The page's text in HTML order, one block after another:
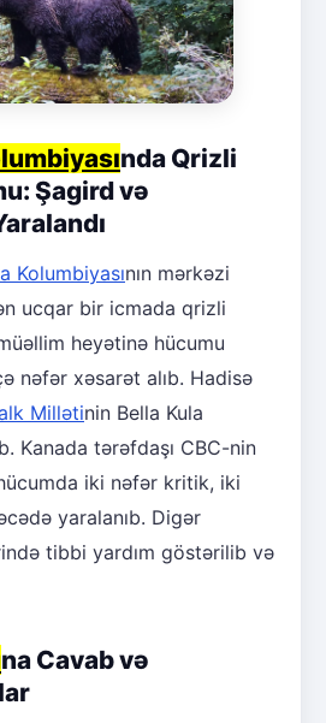
nda Qrizli
Şagird və
Kolumbiyasının mərkəzi
ucqar bir icmada qrizli
heyətinə hücumu
nəfər xəsarət alıb. Hadisə
Millətinin Bella Kula
Kanada tərəfdaşı CBC-nin
iki nəfər kritik, iki
yaralanıb. Digər
tibbi yardım göstərilib və
na Cavab və